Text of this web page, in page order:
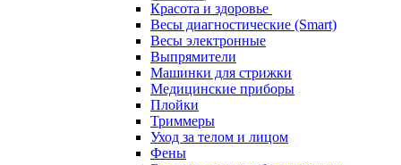
Красота и здоровье
Весы диагностические (Smart)
Весы электронные
Выпрямители
Машинки для стрижки
Медицинские приборы
Плойки
Триммеры
Уход за телом и лицом
Фены